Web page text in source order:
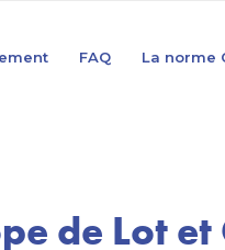
FAQ La norme
de Lot